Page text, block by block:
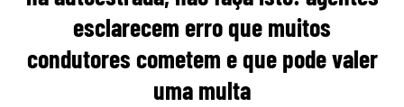
esclarecem erro que muitos
condutores cometem e que pode valer
uma multa